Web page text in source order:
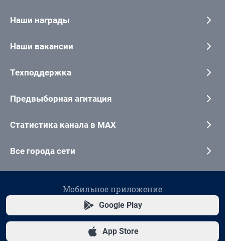
Наши награды
Наши вакансии
Техподдержка
Предвыборная агитация
Статистика канала в MAX
Все города сети
Мобильное приложение
Google Play
App Store